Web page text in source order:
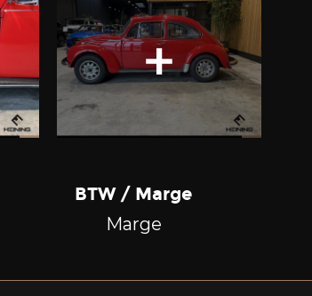
BTW / Marge
Marge